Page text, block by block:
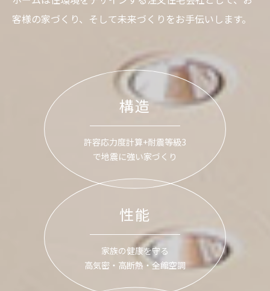
客様の家づくり、そして未来づくりをお手伝いします。
構造
許容応力度計算+耐震等級3
で地震に強い家づくり
性能
家族の健康を守る
高気密・高断熱・全館空調